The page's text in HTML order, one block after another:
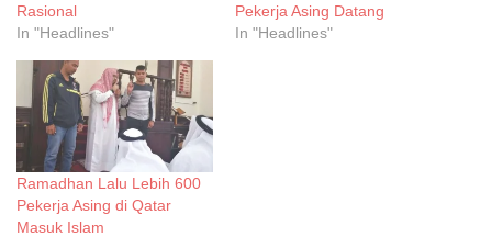
Rasional
In "Headlines"
Pekerja Asing Datang
In "Headlines"
Ramadhan Lalu Lebih 600
Pekerja Asing di Qatar
Masuk Islam